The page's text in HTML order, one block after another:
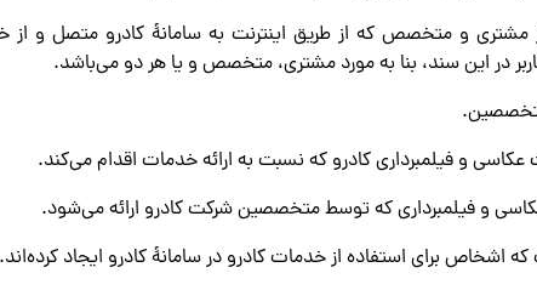
مشتری و متخصص که از طریق اینترنت به سامانۀ کادرو متصل و از
در این سند، بنا به مورد مشتری، متخصص و یا هر دو می‌باشد.